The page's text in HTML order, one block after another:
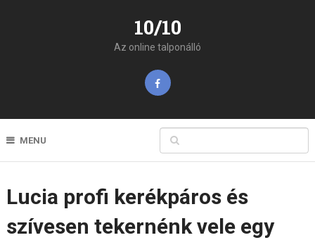
10/10
Az online talponálló
MENU
Lucia profi kerékpáros és
szívesen tekernénk vele egy